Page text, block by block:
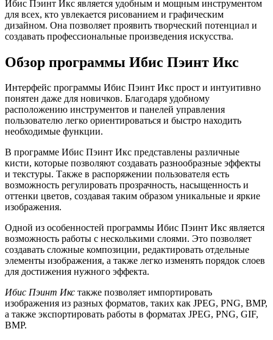
Ибис Пэинт Икс является удобным и мощным инструментом
для всех, кто увлекается рисованием и графическим
дизайном. Она позволяет проявить творческий потенциал и
создавать профессиональные произведения искусства.
Обзор программы Ибис Пэинт Икс
Интерфейс программы Ибис Пэинт Икс прост и интуитивно
понятен даже для новичков. Благодаря удобному
расположению инструментов и панелей управления
пользователю легко ориентироваться и быстро находить
необходимые функции.
В программе Ибис Пэинт Икс представлены различные
кисти, которые позволяют создавать разнообразные эффекты
и текстуры. Также в распоряжении пользователя есть
возможность регулировать прозрачность, насыщенность и
оттенки цветов, создавая таким образом уникальные и яркие
изображения.
Одной из особенностей программы Ибис Пэинт Икс является
возможность работы с несколькими слоями. Это позволяет
создавать сложные композиции, редактировать отдельные
элементы изображения, а также легко изменять порядок слоев
для достижения нужного эффекта.
Ибис Пэинт Икс также позволяет импортировать
изображения из разных форматов, таких как JPEG, PNG, BMP,
а также экспортировать работы в форматах JPEG, PNG, GIF,
BMP.